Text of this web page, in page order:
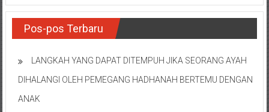
Pos-pos Terbaru
LANGKAH YANG DAPAT DITEMPUH JIKA SEORANG AYAH
DIHALANGI OLEH PEMEGANG HADHANAH BERTEMU DENGAN
ANAK